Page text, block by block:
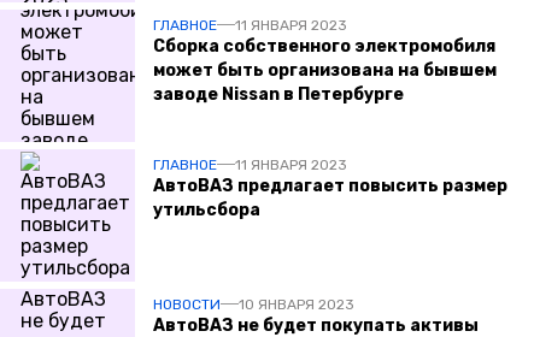
ГЛАВНОЕ 11 ЯНВАРЯ 2023
Сборка собственного электромобиля
может быть организована на бывшем
заводе Nissan в Петербурге
ГЛАВНОЕ 11 ЯНВАРЯ 2023
АвтоВАЗ предлагает повысить размер
утильсбора
НОВОСТИ 10 ЯНВАРЯ 2023
АвтоВАЗ не будет покупать активы